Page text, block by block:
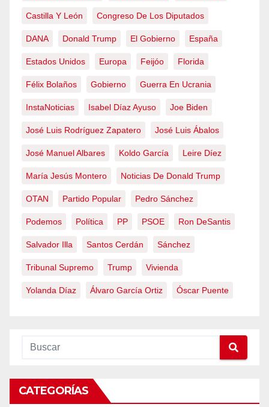
Castilla Y León Congreso De Los Diputados
DANA Donald Trump El Gobierno España
Estados Unidos Europa Feijóo Florida
Félix Bolaños Gobierno Guerra En Ucrania
InstaNoticias Isabel Díaz Ayuso Joe Biden
José Luis Rodríguez Zapatero José Luis Ábalos
José Manuel Albares Koldo García Leire Díez
María Jesús Montero Noticias De Donald Trump
OTAN Partido Popular Pedro Sánchez
Podemos Política PP PSOE Ron DeSantis
Salvador Illa Santos Cerdán Sánchez
Tribunal Supremo Trump Vivienda
Yolanda Díaz Álvaro García Ortiz Óscar Puente
CATEGORÍAS